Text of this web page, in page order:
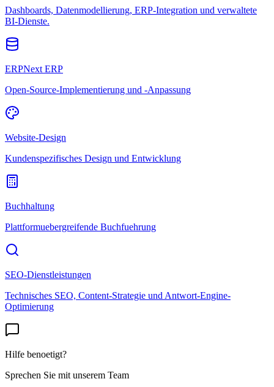
Dashboards, Datenmodellierung, ERP-Integration und verwaltete
BI-Dienste.
ERPNext ERP
Open-Source-Implementierung und -Anpassung
Website-Design
Kundenspezifisches Design und Entwicklung
Buchhaltung
Plattformuebergreifende Buchfuehrung
SEO-Dienstleistungen
Technisches SEO, Content-Strategie und Antwort-Engine-
Optimierung
Hilfe benoetigt?
Sprechen Sie mit unserem Team